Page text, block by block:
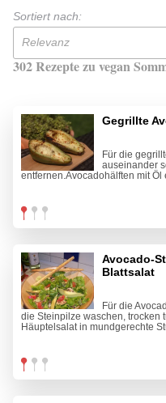
Sortiert nach:
Relevanz
302 Rezepte zu vegan
Gegrillte
Für die
auseinander
entfernen.Avocadohälften mit
Avocado-
Blattsalat
Für die
die Steinpilze waschen, trocken
Häuptelsalat in mundgerechte